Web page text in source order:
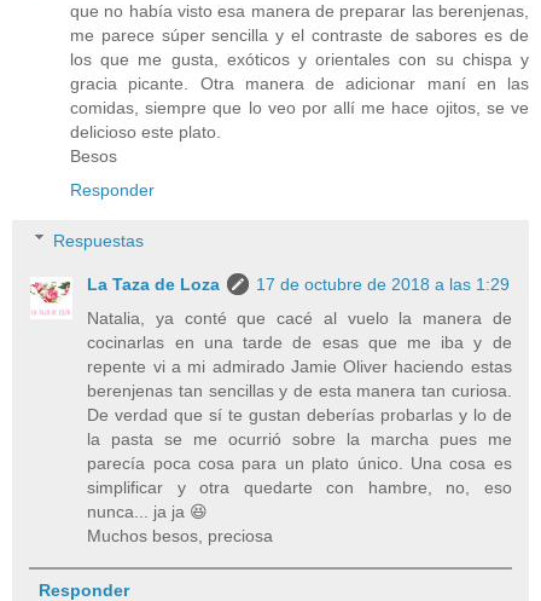
que no había visto esa manera de preparar las berenjenas,
me parece súper sencilla y el contraste de sabores es de
los que me gusta, exóticos y orientales con su chispa y
gracia picante. Otra manera de adicionar maní en las
comidas, siempre que lo veo por allí me hace ojitos, se ve
delicioso este plato.
Besos
Responder
Respuestas
La Taza de Loza
17 de octubre de 2018 a las 1:29
Natalia, ya conté que cacé al vuelo la manera de
cocinarlas en una tarde de esas que me iba y de
repente vi a mi admirado Jamie Oliver haciendo estas
berenjenas tan sencillas y de esta manera tan curiosa.
De verdad que sí te gustan deberías probarlas y lo de
la pasta se me ocurrió sobre la marcha pues me
parecía poca cosa para un plato único. Una cosa es
simplificar y otra quedarte con hambre, no, eso
nunca... ja ja 😆
Muchos besos, preciosa
Responder